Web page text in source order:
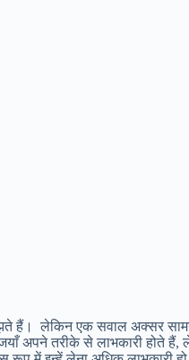
हैं। लेकिन एक सवाल अक्सर
अपने तरीके से लाभकारी होते